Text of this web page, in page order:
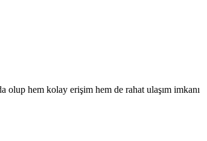
hem kolay erişim hem de rahat ulaşım imkanı